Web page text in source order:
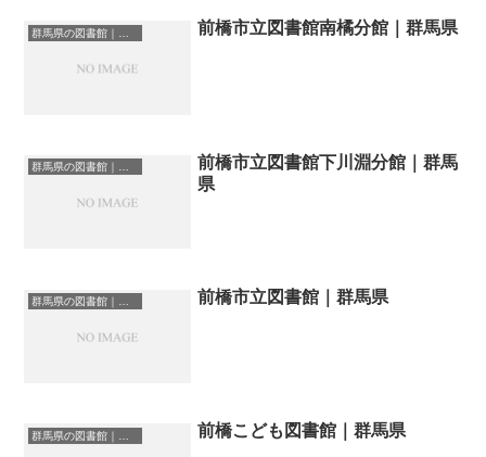
前橋市立図書館南橘分館｜群馬県
群馬県の図書館｜勉強できる場所
前橋市立図書館下川淵分館｜群馬
県
前橋市立図書館｜群馬県
前橋こども図書館｜群馬県